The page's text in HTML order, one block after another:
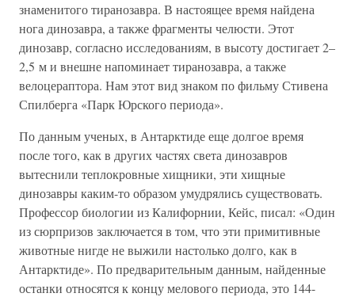
знаменитого тиранозавра. В настоящее время найдена
нога динозавра, а также фрагменты челюсти. Этот
динозавр, согласно исследованиям, в высоту достигает 2–
2,5 м и внешне напоминает тиранозавра, а также
велоцераптора. Нам этот вид знаком по фильму Стивена
Спилберга «Парк Юрского периода».
По данным ученых, в Антарктиде еще долгое время
после того, как в других частях света динозавров
вытеснили теплокровные хищники, эти хищные
динозавры каким-то образом умудрялись существовать.
Профессор биологии из Калифорнии, Кейс, писал: «Один
из сюрпризов заключается в том, что эти примитивные
животные нигде не выжили настолько долго, как в
Антарктиде». По предварительным данным, найденные
останки относятся к концу мелового периода, это 144-